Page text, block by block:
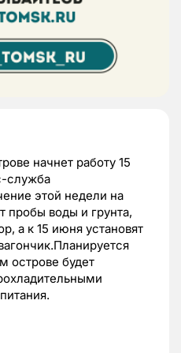
начнет работу 15
служба
этой недели на
пробы воды и грунта,
а к 15 июня установят
острове будет